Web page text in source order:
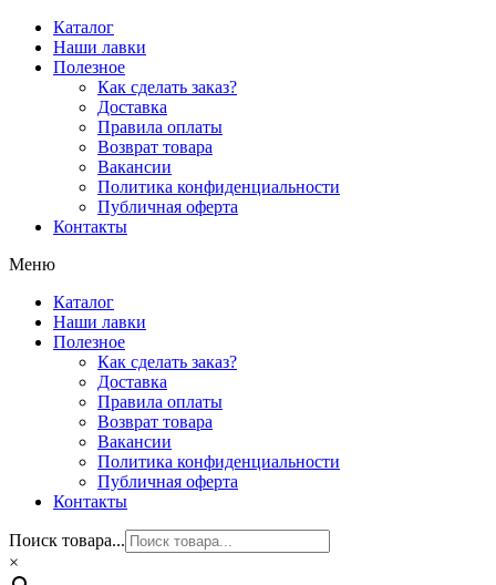
Перейти
содержимому
Каталог
Наши лавки
Полезное
Как сделать заказ?
Доставка
Правила оплаты
Возврат товара
Вакансии
Политика конфиденциальности
Публичная оферта
Контакты
Меню
Каталог
Наши лавки
Полезное
Как сделать заказ?
Доставка
Правила оплаты
Возврат товара
Вакансии
Политика конфиденциальности
Публичная оферта
Контакты
Поиск товара...
×